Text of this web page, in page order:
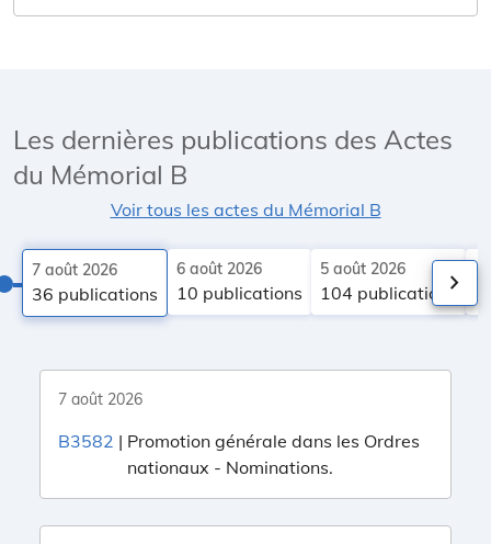
gardiennage et de surveillance.
Les dernières publications des Actes
du Mémorial B
Voir tous les actes du Mémorial B
7 août 2026
36 publications
6 août 2026
10 publications
5 août 2026
104 publications
4
keyboard_arrow_right
7 août 2026
B3582 | Promotion générale dans les Ordres
nationaux - Nominations.